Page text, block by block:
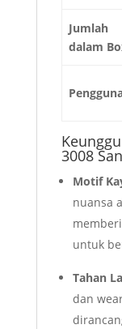
Jumlah
dalam
3008
Motif
nuansa
untuk
Tahan
dan